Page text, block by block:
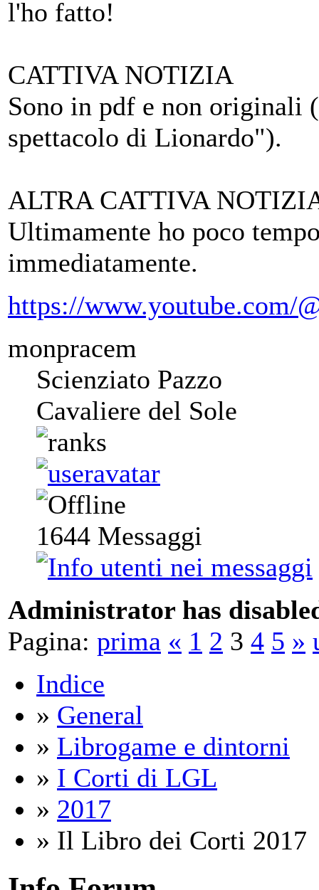
l'ho fatto!
CATTIVA NOTIZIA
Sono in pdf e non
spettacolo di Lionardo").
ALTRA CATTIVA
Ultimamente ho poco
immediatamente.
https://www.youtube.com/
monpracem
Scienziato Pazzo
Cavaliere del Sole
1644 Messaggi
Administrator has
Pagina: prima « 1 2 3 4 5 »
Indice
» General
» Librogame e dintorni
» I Corti di LGL
» 2017
» Il Libro dei Corti 2017